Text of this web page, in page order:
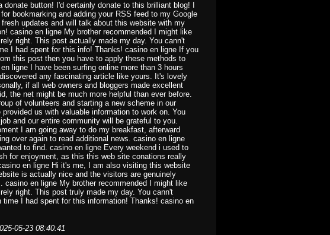
donate button! I'd certainly donate to this brilliant blog! I
bookmarking and adding your RSS feed to my Google
updates and will talk about this website with my
casino en ligne My brother recommended I might like
right. This post actually made my day. You cann't
I had spent for this info! Thanks! casino en ligne If you
this post then you have to apply these methods to
ligne I have been surfing online more than 3 hours
any fascinating article like yours. It's lovely
if all web owners and bloggers made excellent
the net might be much more helpful than ever before.
of volunteers and starting a new scheme in our
us with valuable information to work on. You
and our entire community will be grateful to you.
I am going away to do my breakfast, afterward
over again to read additional news. casino en ligne
to find. casino en ligne Every weekend i used to
for enjoyment, as this this web site conations really
en ligne Hi it's me, I am also visiting this website
is actually nice and the visitors are genuinely
casino en ligne My brother recommended I might like
right. This post truly made my day. You cann't
time I had spent for this information! Thanks! casino en
05-23 08:40:41